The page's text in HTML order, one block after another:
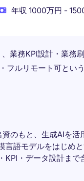
年収 1000万円 -
業務KPI設計・業務
フルリモート可とい
のもと、生成AIを
言語モデルをはじめ
KPI・データ設計まで